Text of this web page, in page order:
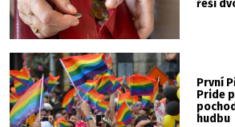
řeší
První
Pride
hudbu